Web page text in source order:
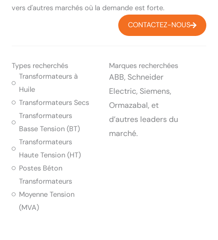
vers d'autres marchés où la demande est forte.
CONTACTEZ-NOUS
Types recherchés
Transformateurs à
Huile
Transformateurs Secs
Transformateurs
Basse Tension (BT)
Transformateurs
Haute Tension (HT)
Postes Béton
Transformateurs
Moyenne Tension
(MVA)
Marques recherchées
ABB, Schneider
Electric, Siemens,
Ormazabal, et
d’autres leaders du
marché.